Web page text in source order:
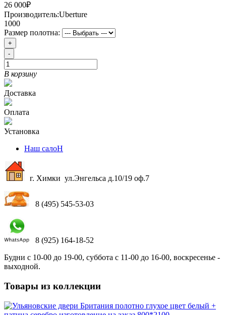
26 000₽
Производитель:Uberture
1000
Размер полотна:
+
-
В корзину
Доставка
Оплата
Установка
Наш салоН
г. Химки ул.Энгельса д.10/19 оф.7
8 (495) 545-53-03
8 (925) 164-18-52
Будни с 10-00 до 19-00, суббота с 11-00 до 16-00, воскресенье -
выходной.
Товары из коллекции